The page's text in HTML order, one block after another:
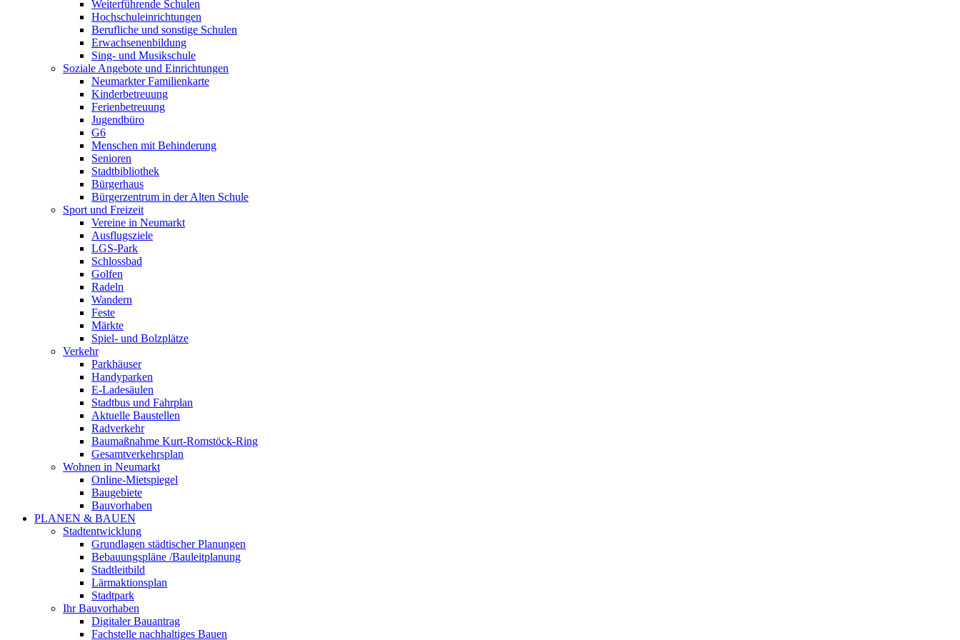
Weiterführende Schulen
Hochschuleinrichtungen
Berufliche und sonstige Schulen
Erwachsenenbildung
Sing- und Musikschule
Soziale Angebote und Einrichtungen
Neumarkter Familienkarte
Kinderbetreuung
Ferienbetreuung
Jugendbüro
G6
Menschen mit Behinderung
Senioren
Stadtbibliothek
Bürgerhaus
Bürgerzentrum in der Alten Schule
Sport und Freizeit
Vereine in Neumarkt
Ausflugsziele
LGS-Park
Schlossbad
Golfen
Radeln
Wandern
Feste
Märkte
Spiel- und Bolzplätze
Verkehr
Parkhäuser
Handyparken
E-Ladesäulen
Stadtbus und Fahrplan
Aktuelle Baustellen
Radverkehr
Baumaßnahme Kurt-Romstöck-Ring
Gesamtverkehrsplan
Wohnen in Neumarkt
Online-Mietspiegel
Baugebiete
Bauvorhaben
PLANEN & BAUEN
Stadtentwicklung
Grundlagen städtischer Planungen
Bebauungspläne /Bauleitplanung
Stadtleitbild
Lärmaktionsplan
Stadtpark
Ihr Bauvorhaben
Digitaler Bauantrag
Fachstelle nachhaltiges Bauen